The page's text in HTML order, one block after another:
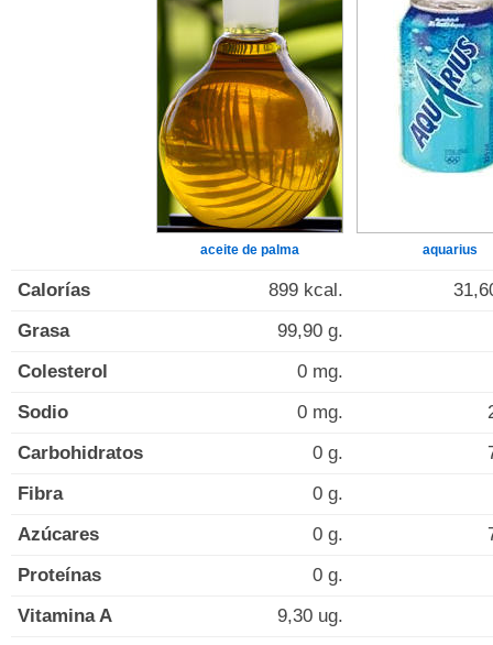
aceite de palma aquarius
Calorías 899 kcal.
Grasa
99,90 g.
Colesterol
0 mg.
Sodio
0 mg.
Carbohidratos
0 g.
Fibra
0 g.
Azúcares
0 g.
Proteínas
0 g.
Vitamina A
9,30 ug.